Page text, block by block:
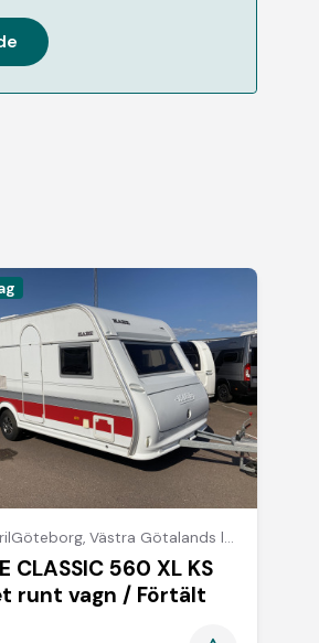
Göteborg,Västra Götalands län
CLASSIC 560 XL KS
runt vagn / Förtält